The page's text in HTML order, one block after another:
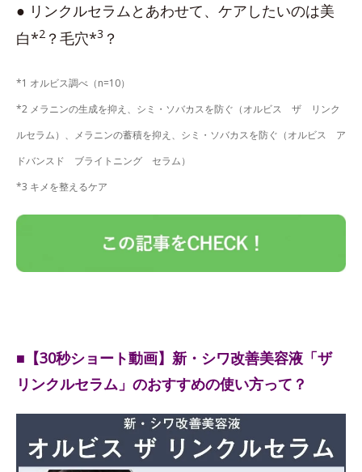
● リンクルセラムとあわせて、ケアしたいのは美
白*2 ？毛穴*3 ？
*1 オルビス調べ（n=10）
*2 メラニンの生成を抑え、シミ・ソバカスを防ぐ（オルビス ザ リンク
ルセラム）、メラニンの蓄積を抑え、シミ・ソバカスを防ぐ（オルビス ア
ドバンスド ブライトニング セラム）
*3 キメを整えるケア
■【30秒ショート動画】新・シワ改善美容液「ザ
リンクルセラム」のおすすめの使い方って？